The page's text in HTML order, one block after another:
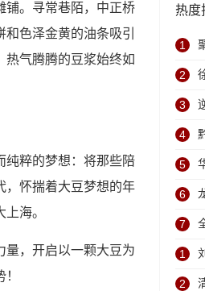
铺。寻常巷陌，中正桥
色泽金黄的油条吸引
热气腾腾的豆浆始终如
纯粹的梦想：将那些陪
，怀揣着大豆梦想的年
海。
量，开启以一颗大豆为
热度
1
2
3
4
5
6
7
1
2